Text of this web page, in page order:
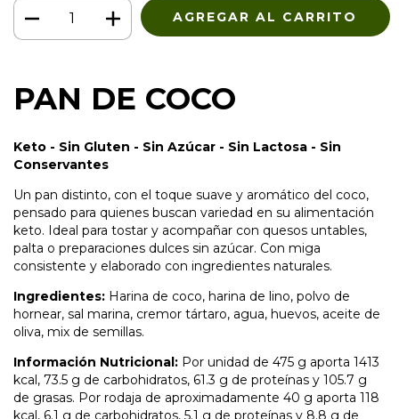
PAN DE COCO
Keto - Sin Gluten - Sin Azúcar - Sin Lactosa - Sin
Conservantes
Un pan distinto, con el toque suave y aromático del coco,
pensado para quienes buscan variedad en su alimentación
keto. Ideal para tostar y acompañar con quesos untables,
palta o preparaciones dulces sin azúcar. Con miga
consistente y elaborado con ingredientes naturales.
Ingredientes: Harina de coco, harina de lino, polvo de
hornear, sal marina, cremor tártaro, agua, huevos, aceite de
oliva, mix de semillas.
Información Nutricional: Por unidad de 475 g aporta 1413
kcal, 73.5 g de carbohidratos, 61.3 g de proteínas y 105.7 g
de grasas. Por rodaja de aproximadamente 40 g aporta 118
kcal, 6.1 g de carbohidratos, 5.1 g de proteínas y 8.8 g de